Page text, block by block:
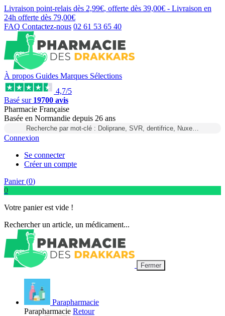
Livraison point-relais dès 2,99€, offerte dès 39,00€ - Livraison en
24h offerte dès 79,00€
FAQ Contactez-nous 02 61 53 65 40
À propos Guides Marques Sélections
4,7/5
Basé sur 19700 avis
Pharmacie Française
Basée en Normandie depuis 26 ans
Recherche par mot-clé : Doliprane, SVR, dentifrice, Nuxe…
Connexion
Se connecter
Créer un compte
Panier (0)
0
Votre panier est vide !
Rechercher un article, un médicament...
Fermer
Parapharmacie
Parapharmacie Retour